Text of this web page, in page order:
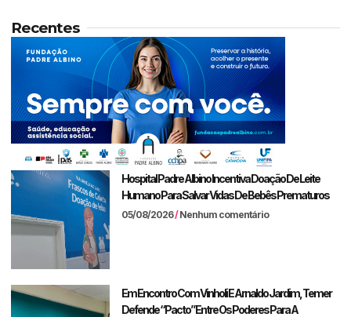
Recentes
Hospital Padre Albino Incentiva Doação De Leite
Humano Para Salvar Vidas De Bebês Prematuros
05/08/2026 Nenhum comentário
Em Encontro Com Vinholi E Arnaldo Jardim, Temer
Defende “pacto” Entre Os Poderes Para A